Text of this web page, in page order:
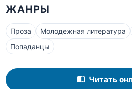
ЖАНРЫ
Проза Молодежная литература
Попаданцы
Читать